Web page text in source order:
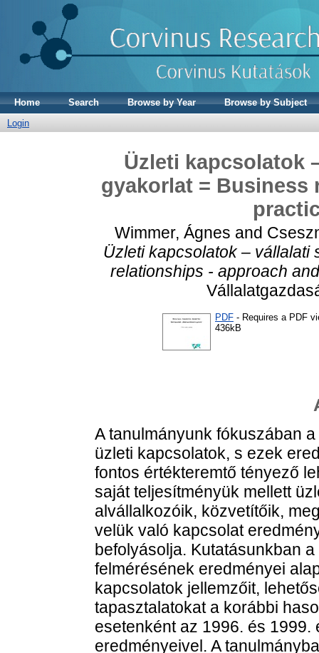
Home Search Browse by Year
Browse by Subject
Login
Üzleti kapcsolatok
gyakorlat = Business
Wimmer, Ágnes and
Üzleti kapcsolatok – vállalati
relationships - approach
PDF - Requires a PDF
436kB
A tanulmányunk fókuszában
üzleti kapcsolatok, s ezek
fontos értékteremtő tényező
saját teljesítményük mellett
alvállalkozóik, közvetítőik,
velük való kapcsolat
befolyásolja. Kutatásunkban
felmérésének eredményei
kapcsolatok jellemzőit,
tapasztalatokat a korábbi
esetenként az 1996. és
eredményeivel. A